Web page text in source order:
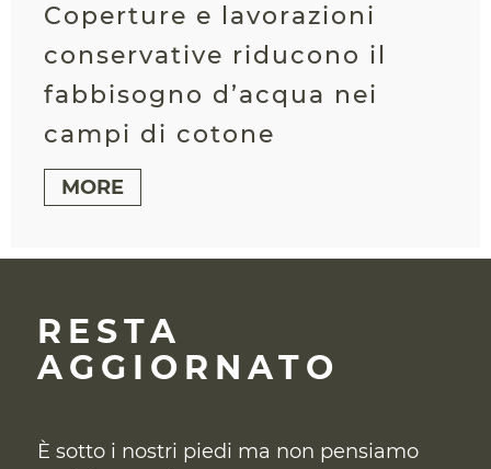
Coperture e lavorazioni
conservative riducono il
fabbisogno d’acqua nei
campi di cotone
MORE
RESTA
AGGIORNATO
È sotto i nostri piedi ma non pensiamo